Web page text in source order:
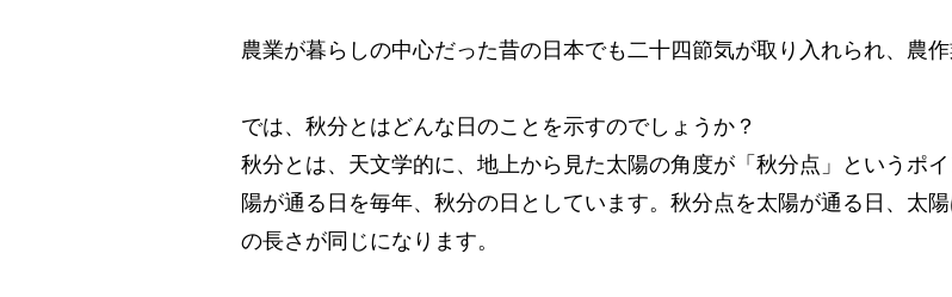
農業が暮らしの中心だった昔の日本でも二十四節気が取り入れられ、農
では、秋分とはどんな日のことを示すのでしょうか？
秋分とは、天文学的に、地上から見た太陽の角度が「秋分点」というポ
陽が通る日を毎年、秋分の日としています。秋分点を太陽が通る日、太
の長さが同じになります。